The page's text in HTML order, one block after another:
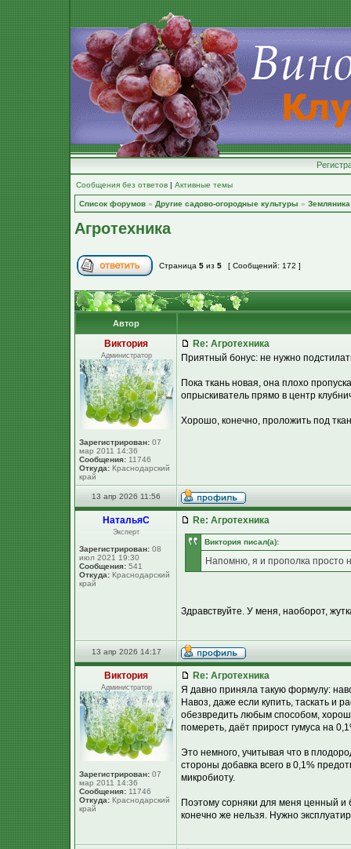
Сообщения без ответов | Активные темы
Список форумов » Другие садово-огородные культуры »
Агротехника
Страница 5 из 5 [ Сообщений: 172 ]
Автор
Виктория
Администратор
Зарегистрирован: 07
мар 2011 14:36
Сообщения: 11746
Откуда: Краснодарский
край
Re: Агротехника
Приятный бонус: не нужно
Пока ткань новая, она плохо
опрыскиватель прямо в центр
Хорошо, конечно, проложить под
13 апр 2026 11:56
НатальяС
Эксперт
Зарегистрирован: 08
июл 2021 19:30
Сообщения: 541
Откуда: Краснодарский
край
Re: Агротехника
Виктория писал(а):
Напомню, я и прополка просто
Здравствуйте. У меня, наоборот,
13 апр 2026 14:17
Виктория
Администратор
Зарегистрирован: 07
мар 2011 14:36
Сообщения: 11746
Откуда: Краснодарский
край
Re: Агротехника
Я давно приняла такую формулу:
Навоз, даже если купить, таскать и
обезвредить любым способом,
помереть, даёт прирост гумуса на
Это немного, учитывая что в
стороны добавка всего в 0,1%
микробиоту.
Поэтому сорняки для меня ценный и
конечно же нельзя. Нужно